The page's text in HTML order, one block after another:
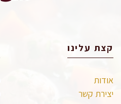
קצת עלינו
אודות
יצירת קשר